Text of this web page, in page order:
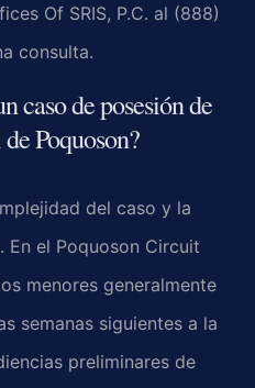
Of SRIS, P.C. al (888)
consulta.
caso de posesión de
Poquoson?
del caso y la
el Poquoson Circuit
menores generalmente
semanas siguientes a la
preliminares de